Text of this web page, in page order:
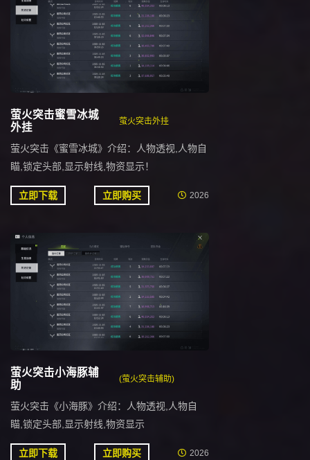
萤火突击蜜雪冰城
外挂
萤火突击外挂
萤火突击《蜜雪冰城》介绍：人物透视,人物自
瞄,锁定头部,显示射线,物资显示！
立即下载 立即购买 2026
萤火突击小海豚辅
助
(萤火突击辅助)
萤火突击《小海豚》介绍：人物透视,人物自
瞄,锁定头部,显示射线,物资显示
立即下载 立即购买 2026